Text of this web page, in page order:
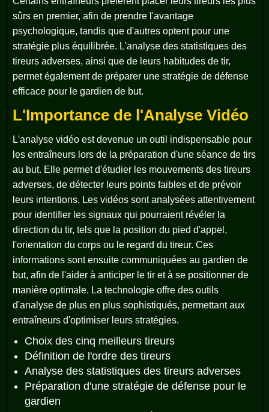
sûrs en premier, afin de prendre l'avantage
psychologique, tandis que d'autres optent pour une
stratégie plus équilibrée. L'analyse des statistiques des
tireurs adverses, ainsi que de leurs habitudes de tir,
permet également de préparer une stratégie de défense
efficace pour le gardien de but.
L'Importance de l'Analyse Vidéo
L'analyse vidéo est devenue un outil indispensable pour
les entraîneurs lors de la préparation d'une séance de tirs
au but. Elle permet d'étudier les mouvements des tireurs
adverses, de détecter leurs points faibles et de prévoir
leurs intentions. Les vidéos sont analysées attentivement
pour identifier les signaux qui pourraient révéler la
direction du tir, tels que la position du pied d'appel,
l'orientation du corps ou le regard du tireur. Ces
informations sont ensuite communiquées au gardien de
but, afin de l'aider à anticiper le tir et à se positionner de
manière optimale. La technologie offre des outils
d'analyse de plus en plus sophistiqués, permettant aux
entraîneurs d'optimiser leurs stratégies.
Choix des cinq meilleurs tireurs
Définition de l'ordre des tireurs
Analyse des statistiques des tireurs adverses
Préparation d'une stratégie de défense pour le
gardien